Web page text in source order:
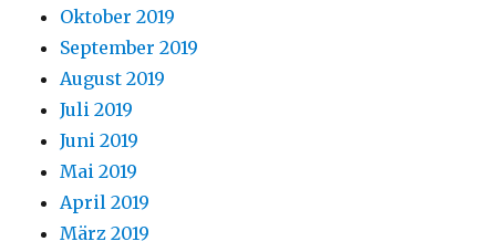
Oktober 2019
September 2019
August 2019
Juli 2019
Juni 2019
Mai 2019
April 2019
März 2019